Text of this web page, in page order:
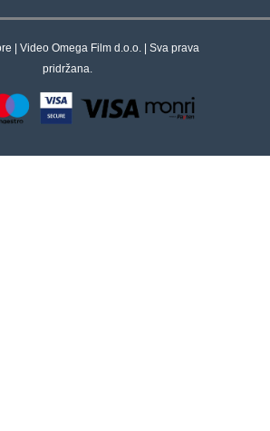
| Video Omega Film d.o.o. | Sva prava
pridržana.